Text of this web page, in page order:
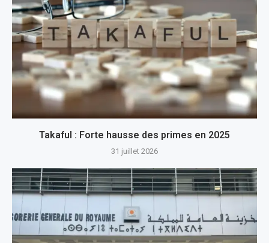
Takaful : Forte hausse des primes en 2025
31 juillet 2026